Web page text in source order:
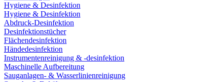
Hygiene & Desinfektion
Hygiene & Desinfektion
Abdruck-Desinfektion
Desinfektionstücher
Flächendesinfektion
Händedesinfektion
Instrumentenreinigung & -desinfektion
Maschinelle Aufbereitung
Sauganlagen- & Wasserlinienreinigung